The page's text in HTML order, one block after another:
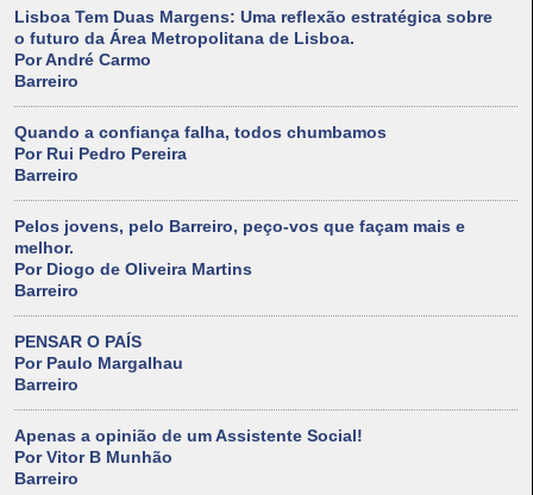
Lisboa Tem Duas Margens: Uma reflexão estratégica sobre
o futuro da Área Metropolitana de Lisboa.
Por André Carmo
Barreiro
Quando a confiança falha, todos chumbamos
Por Rui Pedro Pereira
Barreiro
Pelos jovens, pelo Barreiro, peço-vos que façam mais e
melhor.
Por Diogo de Oliveira Martins
Barreiro
PENSAR O PAÍS
Por Paulo Margalhau
Barreiro
Apenas a opinião de um Assistente Social!
Por Vitor B Munhão
Barreiro